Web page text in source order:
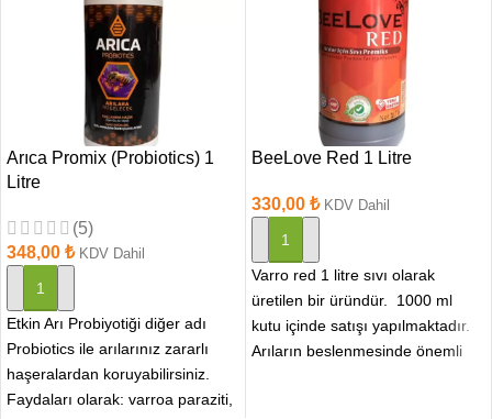
Arıca Promix (Probiotics) 1
Litre
(5)
348,00 ₺ KDV Dahil
SEPETE EKLE
Etkin Arı Probiyotiği diğer adı
Probiotics ile arılarınız zararlı
haşeralardan koruyabilirsiniz.
Faydaları olarak: varroa paraziti,
BeeLove Red 1 Litre
330,00 ₺ KDV Dahil
SEPETE EKLE
Varro red 1 litre sıvı olarak
üretilen bir üründür. 1000 ml
kutu içinde satışı yapılmaktadır.
Arıların beslenmesinde önemli